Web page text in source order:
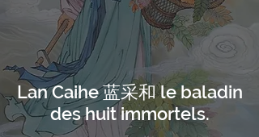
Lan Caihe 蓝采和 le baladin
des huit immortels.